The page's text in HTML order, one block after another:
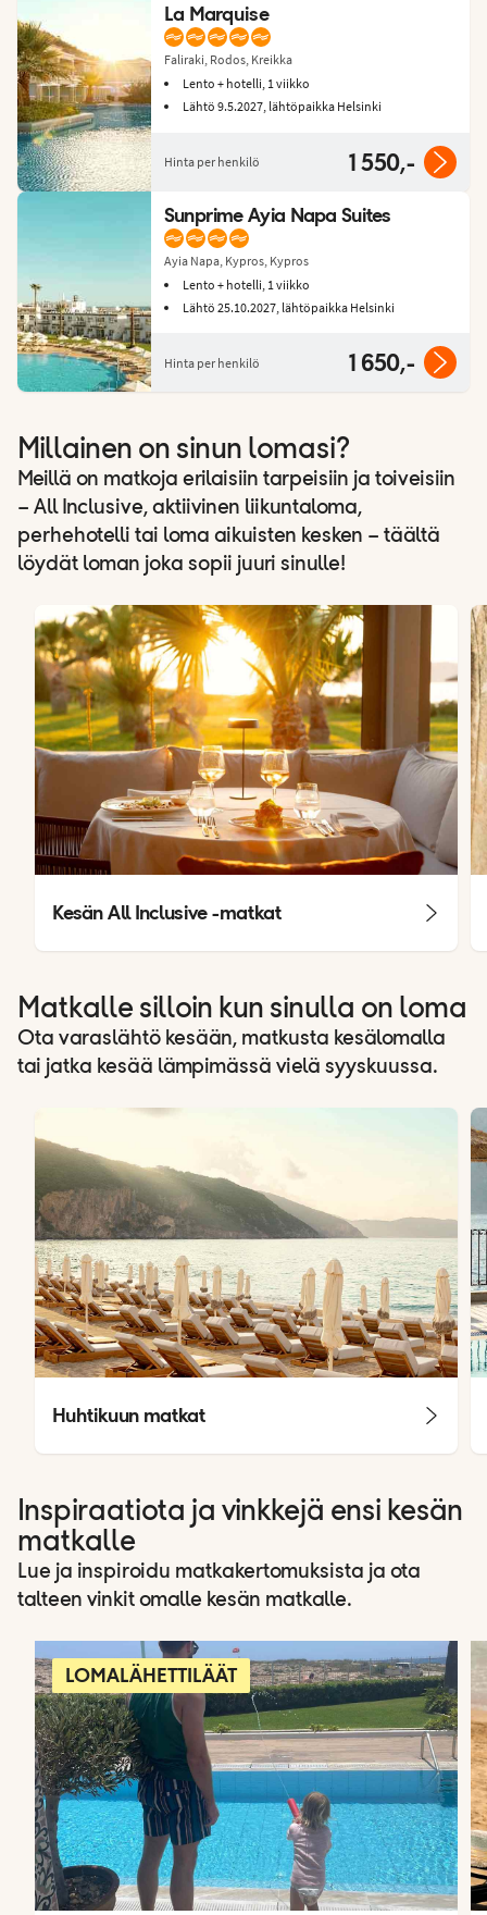
La Marquise
Faliraki, Rodos, Kreikka
Lento + hotelli, 1 viikko
Lähtö 9.5.2027, lähtöpaikka Helsinki
Hinta per henkilö 1 550,-
Sunprime Ayia Napa Suites
Ayia Napa, Kypros, Kypros
Lento + hotelli, 1 viikko
Lähtö 25.10.2027, lähtöpaikka Helsinki
Hinta per henkilö 1 650,-
Millainen on sinun lomasi?
Meillä on matkoja erilaisiin tarpeisiin ja toiveisiin
– All Inclusive, aktiivinen liikuntaloma,
perhehotelli tai loma aikuisten kesken – täältä
löydät loman joka sopii juuri sinulle!
Kesän All Inclusive -matkat
Matkalle silloin kun sinulla on loma
Ota varaslähtö kesään, matkusta kesälomalla
tai jatka kesää lämpimässä vielä syyskuussa.
Huhtikuun matkat
Inspiraatiota ja vinkkejä ensi kesän
matkalle
Lue ja inspiroidu matkakertomuksista ja ota
talteen vinkit omalle kesän matkalle.
LOMALÄHETTILÄÄT